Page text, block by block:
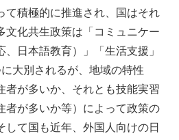
て積極的に推進され、国はそれ
文化共生政策は「コミュニケー
日本語教育）」「生活支援」
大別されるが、地域の特性
者が多いか、それとも技能実習
者が多いか等）によって政策の
して国も近年、外国人向けの日